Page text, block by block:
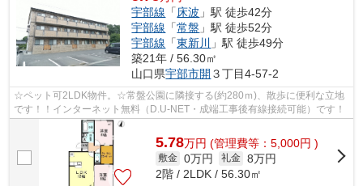
宇部線 「 床波 」駅 徒歩42分
宇部線 「常盤 」駅 徒歩52分
宇部線 「東新川
」駅 徒歩49分
築21年 / 56.30㎡
山口県宇部市開 ３丁目4-57-2
☆ペット可2LDK物件。☆常盤公園に隣接する(約280ｍ)、散歩に便利な立地
です！！インターネット無料（D.U-NET・成端工事後有線接続可能）です！
5.78万円 (管理費等：5,000円 )
敷金 0万円 礼金 8万円
2階 / 2LDK / 56.30㎡